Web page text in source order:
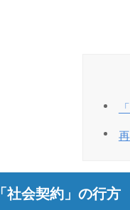
「社会契約」の行方